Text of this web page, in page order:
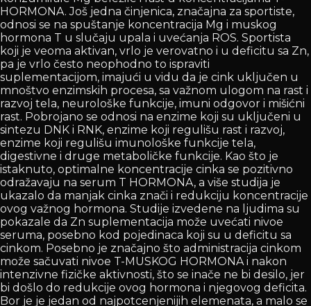
HORMONA. Još jedna činjenica, značajna za sportiste,
odnosi se na spuštanje koncentracija Mg i muskog
hormona T u slučaju upala i uvećanja ROS. Sportista
koji je veoma aktivan, vrlo je verovatno i u deficitu sa Zn,
pa je vrlo često neophodno to ispraviti
suplementacijom, imajući u vidu da je cink uključen u
mnoštvo enzimskih procesa, sa važnom ulogom na rast i
razvoj tela, neurološke funkcije, imuni odgovor i mišićni
rast. Pobrojano se odnosi na enzime koji su uključeni u
sintezu DNK i RNK, enzime koji regulišu rast i razvoj,
enzime koji regulišu imunološke funkcije tela,
digestivne i druge metaboličke funkcije. Kao što je
istaknuto, optimalne koncentracije cinka se pozitivno
odražavaju na serum T HORMONA, a više studija je
ukazalo da manjak cinka znači i redukciju koncentracije
ovog važnog hormona. Studije izvedene na ljudima su
pokazale da Zn suplementacija može uvećati nivoe
seruma, posebno kod pojedinaca koji su u deficitu sa
cinkom. Posebno je značajno što administracija cinkom
može sačuvati nivoe T-MUSKOG HORMONA i nakon
intenzivne fizičke aktivnosti, što se inače ne bi desilo, jer
bi došlo do redukcije ovog hormona i njegovog deficita.
Bor je je jedan od najpotcenjenijih elemenata, a malo se